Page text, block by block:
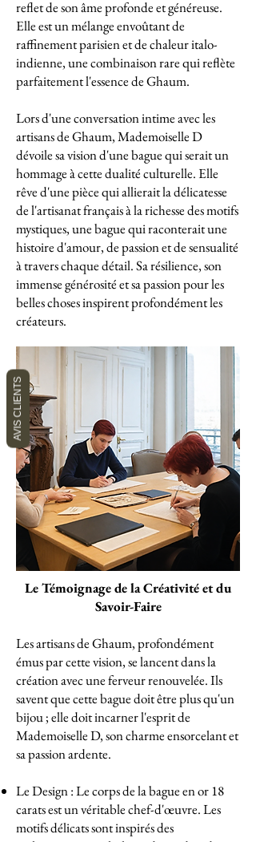
reflet de son âme profonde et généreuse.
Elle est un mélange envoûtant de
raffinement parisien et de chaleur italo-
indienne, une combinaison rare qui reflète
parfaitement l'essence de Ghaum.
Lors d'une conversation intime avec les
artisans de Ghaum, Mademoiselle D
dévoile sa vision d'une bague qui serait un
hommage à cette dualité culturelle. Elle
rêve d'une pièce qui allierait la délicatesse
de l'artisanat français à la richesse des motifs
mystiques, une bague qui raconterait une
histoire d'amour, de passion et de sensualité
à travers chaque détail. Sa résilience, son
immense générosité et sa passion pour les
belles choses inspirent profondément les
créateurs.
Le Témoignage de la Créativité et du
Savoir-Faire
Les artisans de Ghaum, profondément
émus par cette vision, se lancent dans la
création avec une ferveur renouvelée. Ils
savent que cette bague doit être plus qu'un
bijou ; elle doit incarner l'esprit de
Mademoiselle D, son charme ensorcelant et
sa passion ardente.
Le Design : Le corps de la bague en or 18
carats est un véritable chef-d'œuvre. Les
motifs délicats sont inspirés des
AVIS CLIENTS